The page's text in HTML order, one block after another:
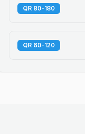
80-180 QR
60-120 QR